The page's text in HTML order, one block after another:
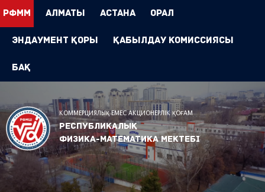
РФММ Алматы Астана Орал
Эндаумент Қоры Қабылдау комиссиясы
БАҚ
КОММЕРЦИЯЛЫҚ ЕМЕС АКЦИОНЕРЛІК ҚОҒАМ
Республикалық
физика-математика мектебі